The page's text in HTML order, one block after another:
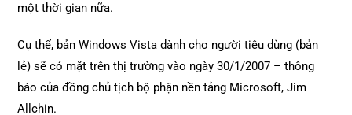
một thời gian nữa.
Cụ thể, bản Windows Vista dành cho người tiêu dùng (bản
lẻ) sẽ có mặt trên thị trường vào ngày 30/1/2007 – thông
báo của đồng chủ tịch bộ phận nền tảng Microsoft, Jim
Allchin.